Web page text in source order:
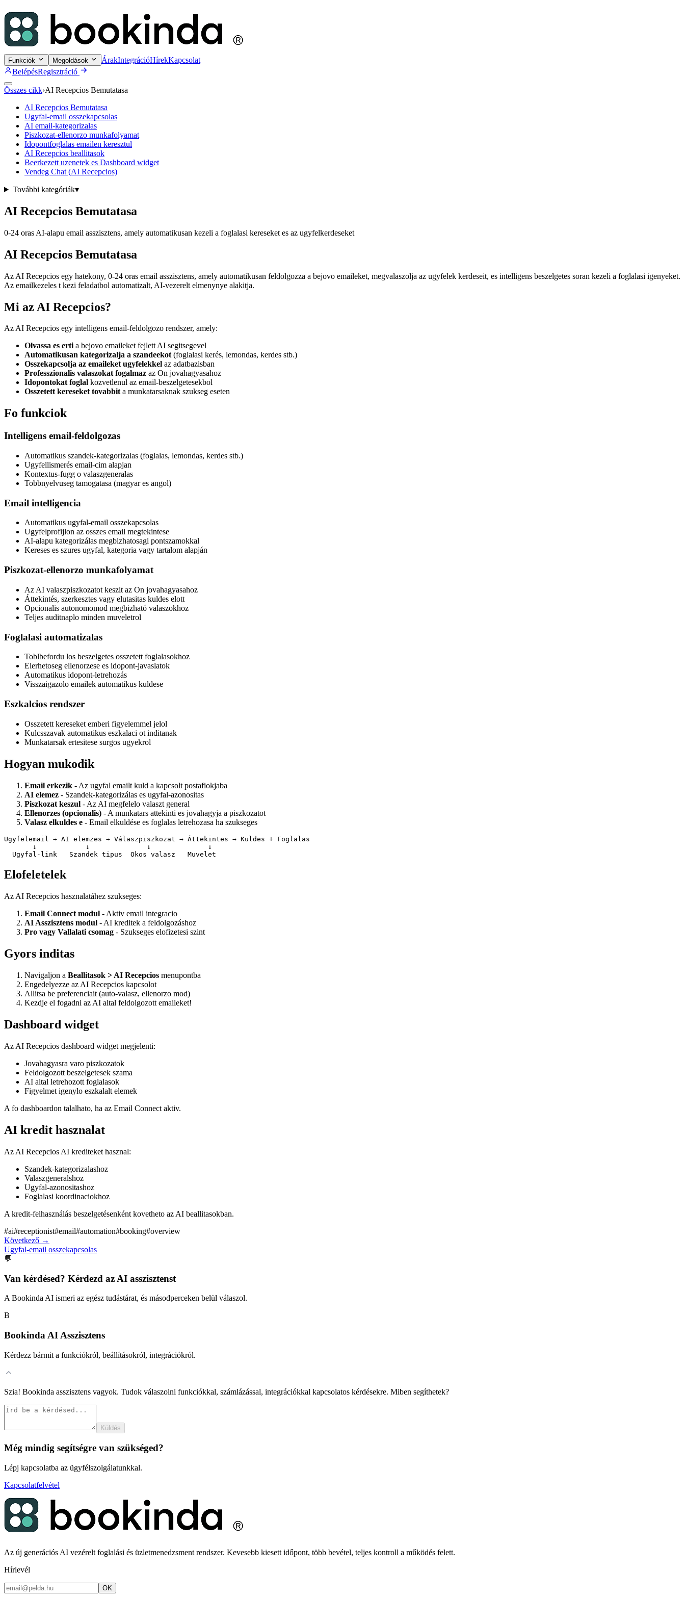
Funkciók Megoldások ÁrakIntegrációHírekKapcsolat
BelépésRegisztráció
Összes cikk›AI Recepcios Bemutatasa
AI Recepcios Bemutatasa
Ugyfal-email osszekapcsolas
AI email-kategorizalas
Piszkozat-ellenorzo munkafolyamat
Idopontfoglalas emailen keresztul
AI Recepcios beallitasok
Beerkezett uzenetek es Dashboard widget
Vendeg Chat (AI Recepcios)
További kategóriák▾
AI Recepcios Bemutatasa
0-24 oras AI-alapu email asszisztens, amely automatikusan kezeli a foglalasi kereseket es az ugyfelkerdeseket
AI Recepcios Bemutatasa
Az AI Recepcios egy hatekony, 0-24 oras email asszisztens, amely automatikusan feldolgozza a bejovo emaileket, megvalaszolja az ugyfelek kerdeseit, es intelligens beszelgetes soran kezeli a foglalasi igenyeket.
Az emailkezeles t kezi feladatbol automatizalt, AI-vezerelt elmenynye alakitja.
Mi az AI Recepcios?
Az AI Recepcios egy intelligens email-feldolgozo rendszer, amely:
Olvassa es ertia bejovo emaileket fejlett AI segitsegevel
Automatikusan kategorizalja a szandeekot(foglalasi kerés, lemondas, kerdes stb.)
Osszekapcsolja az emaileket ugyfelekkel az adatbazisban
Professzionalis valaszokat fogalmaz az On jovahagyasahoz
Idopontokat foglal kozvetlenul az email-beszelgetesekbol
Osszetett kereseket tovabbita munkatarsaknak szukseg eseten
Fo funkciok
Intelligens email-feldolgozas
Automatikus szandek-kategorizalas (foglalas, lemondas, kerdes stb.)
Ugyfellismerés email-cim alapjan
Kontextus-fugg o valaszgeneralas
Tobbnyelvuseg tamogatasa (magyar es angol)
Email intelligencia
Automatikus ugyfal-email osszekapcsolas
Ugyfelprofijlon az osszes email megtekintese
AI-alapu kategorizálas megbizhatosagi pontszamokkal
Kereses es szures ugyfal, kategoria vagy tartalom alapján
Piszkozat-ellenorzo munkafolyamat
Az AI valaszpiszkozatot keszit az On jovahagyasahoz
Áttekintés, szerkesztes vagy elutasitas kuldes elott
Opcionalis autonomomod megbizható valaszokhoz
Teljes auditnaplo minden muveletrol
Foglalasi automatizalas
Toblbefordu los beszelgetes osszetett foglalasokhoz
Elerhetoseg ellenorzese es idopont-javaslatok
Automatikus idopont-letrehozás
Visszaigazolo emailek automatikus kuldese
Eszkalcios rendszer
Osszetett kereseket emberi figyelemmel jelol
Kulcsszavak automatikus eszkalaci ot inditanak
Munkatarsak ertesitese surgos ugyekrol
Hogyan mukodik
Email erkezik - Az ugyfal emailt kuld a kapcsolt postafiokjaba
AI elemez - Szandek-kategorizálas es ugyfal-azonositas
Piszkozat keszul - Az AI megfelelo valaszt general
Ellenorzes (opcionalis) - A munkatars attekinti es jovahagyja a piszkozatot
Valasz elkuldes e - Email elkuldése es foglalas letrehozasa ha szukseges
Ugyfelemail → AI elemzes → Válaszpiszkozat → Áttekintes → Kuldes + Foglalas
       ↓            ↓              ↓              ↓
Elofeletelek
Az AI Recepcios hasznalatáhez szukseges:
Email Connect modul - Aktiv email integracio
AI Asszisztens modul - AI kreditek a feldolgozáshoz
Pro vagy Vallalati csomag - Szukseges elofizetesi szint
Gyors inditas
Navigaljon a Beallitasok > AI Recepcios menupontba
Engedelyezze az AI Recepcios kapcsolot
Allitsa be preferenciait (auto-valasz, ellenorzo mod)
Kezdje el fogadni az AI altal feldolgozott emaileket!
Dashboard widget
Az AI Recepcios dashboard widget megjelenti:
Jovahagyasra varo piszkozatok
Feldolgozott beszelgetesek szama
AI altal letrehozott foglalasok
Figyelmet igenylo eszkalalt elemek
A fo dashboardon talalhato, ha az Email Connect aktiv.
AI kredit hasznalat
Az AI Recepcios AI krediteket hasznal:
Szandek-kategorizalashoz
Valaszgeneralshoz
Ugyfal-azonositashoz
Foglalasi koordinaciokhoz
A kredit-felhasználás beszelgetésenként kovetheto az AI beallitasokban.
#ai#receptionist#email#automation#booking#overview
Következő →
Ugyfal-email osszekapcsolas
💬
Van kérdésed? Kérdezd az AI asszisztenst
A Bookinda AI ismeri az egész tudástárat, és másodperceken belül válaszol.
B
Bookinda AI Asszisztens
Kérdezz bármit a funkciókról, beállításokról, integrációkról.
Szia! Bookinda asszisztens vagyok. Tudok válaszolni funkciókkal, számlázással, integrációkkal kapcsolatos kérdésekre. Miben segíthetek?
Küldés
Még mindig segítségre van szükséged?
Lépj kapcsolatba az ügyfélszolgálatunkkal.
Kapcsolatfelvétel
Az új generációs AI vezérelt foglalási és üzletmenedzsment rendszer. Kevesebb kiesett időpont, több bevétel, teljes kontroll a működés felett.
Hírlevél
OK